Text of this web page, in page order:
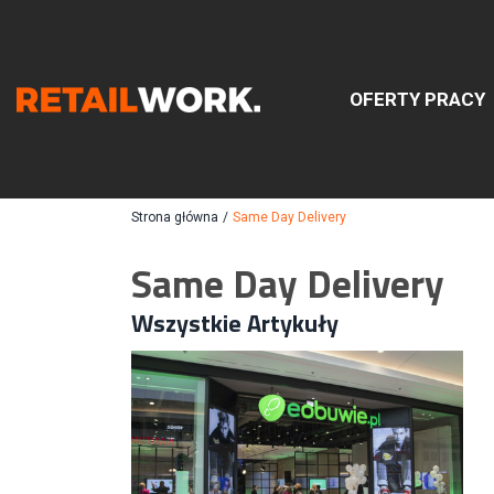
OFERTY PRACY
Szukaj oferty pracy:
Chcesz być na bieżąco z najnowszymi
Strona główna / Same Day Delivery
Same Day Delivery
Wszystkie Artykuły